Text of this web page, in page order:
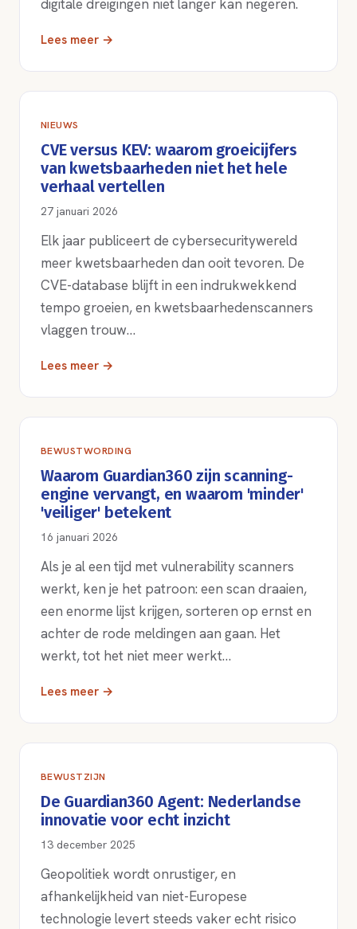
digitale dreigingen niet langer kan negeren.
Lees meer →
NIEUWS
CVE versus KEV: waarom groeicijfers
van kwetsbaarheden niet het hele
verhaal vertellen
27 januari 2026
Elk jaar publiceert de cybersecuritywereld
meer kwetsbaarheden dan ooit tevoren. De
CVE-database blijft in een indrukwekkend
tempo groeien, en kwetsbaarhedenscanners
vlaggen trouw…
Lees meer →
BEWUSTWORDING
Waarom Guardian360 zijn scanning-
engine vervangt, en waarom 'minder'
'veiliger' betekent
16 januari 2026
Als je al een tijd met vulnerability scanners
werkt, ken je het patroon: een scan draaien,
een enorme lijst krijgen, sorteren op ernst en
achter de rode meldingen aan gaan. Het
werkt, tot het niet meer werkt…
Lees meer →
BEWUSTZIJN
De Guardian360 Agent: Nederlandse
innovatie voor echt inzicht
13 december 2025
Geopolitiek wordt onrustiger, en
afhankelijkheid van niet-Europese
technologie levert steeds vaker echt risico